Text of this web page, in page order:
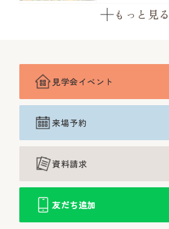
もっと見る
見学会イベント
来場予約
資料請求
友だち追加